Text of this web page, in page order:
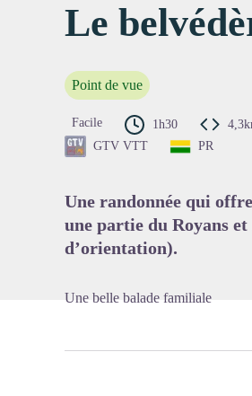
Le
Point de vue
Facile 1h30
GTV VTT
PR
Une randonnée qui
une partie du Royans
d’orientation).
Une belle balade familiale